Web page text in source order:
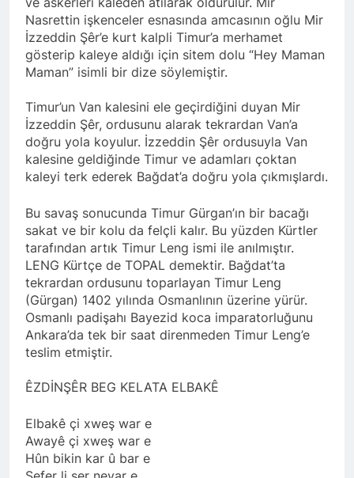
Nasrettin işkenceler esnasında amcasının oğlu Mir
İzzeddin Şêr’e kurt kalpli Timur’a merhamet
gösterip kaleye aldığı için sitem dolu “Hey Maman
Maman” isimli bir dize söylemiştir.
Timur’un Van kalesini ele geçirdiğini duyan Mir
İzzeddin Şêr, ordusunu alarak tekrardan Van’a
doğru yola koyulur. İzzeddin Şêr ordusuyla Van
kalesine geldiğinde Timur ve adamları çoktan
kaleyi terk ederek Bağdat’a doğru yola çıkmışlardı.
Bu savaş sonucunda Timur Gürgan’ın bir bacağı
sakat ve bir kolu da felçli kalır. Bu yüzden Kürtler
tarafından artık Timur Leng ismi ile anılmıştır.
LENG Kürtçe de TOPAL demektir. Bağdat’ta
tekrardan ordusunu toparlayan Timur Leng
(Gürgan) 1402 yılında Osmanlının üzerine yürür.
Osmanlı padişahı Bayezid koca imparatorluğunu
Ankara’da tek bir saat direnmeden Timur Leng’e
teslim etmiştir.
ÊZDİNŞÊR BEG KELATA ELBAKÊ
Elbakê çi xweş war e
Awayê çi xweş war e
Hûn bikin kar û bar e